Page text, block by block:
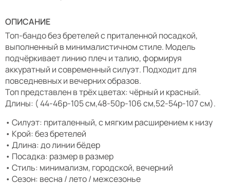
ОПИСАНИЕ
Топ-бандо без бретелей с приталенной посадкой,
выполненный в минималистичном стиле. Модель
подчёркивает линию плеч и талию, формируя
аккуратный и современный силуэт. Подходит для
повседневных и вечерних образов.
Топ представлен в трёх цветах: чёрный и красный.
Длины: ( 44-46р-105 см,48-50р-106 см,52-54р-107 см).
• Силуэт: приталенный, с мягким расширением к низу
• Крой: без бретелей
• Длина: до линии бёдер
• Посадка: размер в размер
• Стиль: минимализм, городской, вечерний
• Сезон: весна / лето / межсезонье